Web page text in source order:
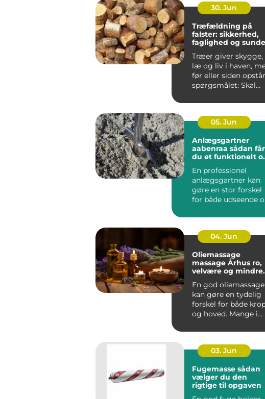
30. Jun
Træfældning på
falster: sikkerhed,
faglighed og sunde
Træer giver skygge,
læ og liv i haven,
før eller siden opstår
spørgsmålet: Skal
05. Jun
Anlægsgartner
aabenraa sådan får
du et funktionelt
En professionel
anlægsgartner kan
gøre en stor forskel
for både udseende
Mange ...
04. Jun
Oliemassage
massage Århus ro,
velvære og mindre
En god oliemassage
kan gøre en tydelig
forskel for både
og hoved. Mange i
massage ...
03. Jun
Fugemasse sådan
vælger du den
rigtige til opgaven